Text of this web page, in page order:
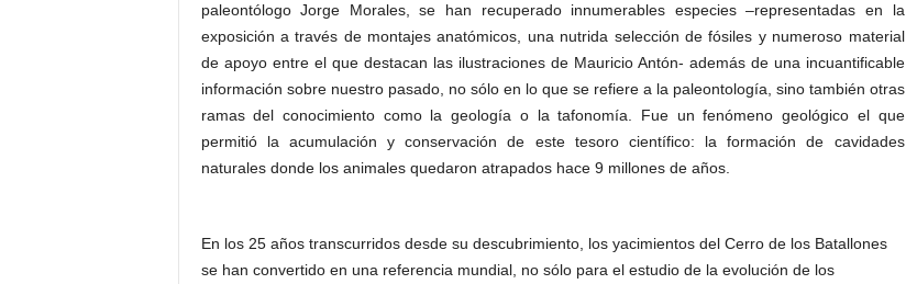
paleontólogo Jorge Morales, se han recuperado innumerables especies –representadas en la
exposición a través de montajes anatómicos, una nutrida selección de fósiles y numeroso material
de apoyo entre el que destacan las ilustraciones de Mauricio Antón- además de una incuantificable
información sobre nuestro pasado, no sólo en lo que se refiere a la paleontología, sino también otras
ramas del conocimiento como la geología o la tafonomía. Fue un fenómeno geológico el que
permitió la acumulación y conservación de este tesoro científico: la formación de cavidades
naturales donde los animales quedaron atrapados hace 9 millones de años.
En los 25 años transcurridos desde su descubrimiento, los yacimientos del Cerro de los Batallones
se han convertido en una referencia mundial, no sólo para el estudio de la evolución de los